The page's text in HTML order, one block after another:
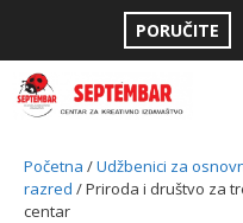
content
PORUČITE
Početna /Udžbenici za
razred / Priroda i društvo za
centar